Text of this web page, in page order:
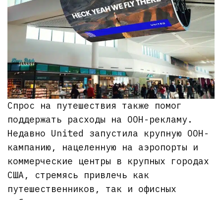
Спрос на путешествия также помог
поддержать расходы на OOH-рекламу.
Недавно United запустила крупную OOH-
кампанию, нацеленную на аэропорты и
коммерческие центры в крупных городах
США, стремясь привлечь как
путешественников, так и офисных